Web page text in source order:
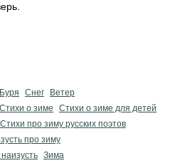
Буря Снег
Ветер
Стихи о зиме
Стихи о зиме для детей
Стихи про зиму русских поэтов
про зиму
Зима